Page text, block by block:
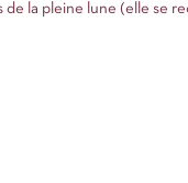
la pleine lune (elle se